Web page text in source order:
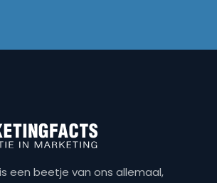
een beetje van ons allemaal,